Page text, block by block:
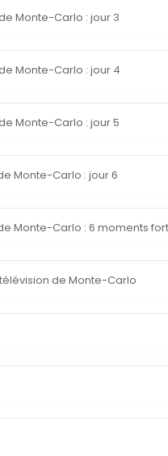
Monte-Carlo : jour 3
Monte-Carlo : jour 4
Monte-Carlo : jour 5
Monte-Carlo : jour 6
Monte-Carlo : 6 moments
de Monte-Carlo